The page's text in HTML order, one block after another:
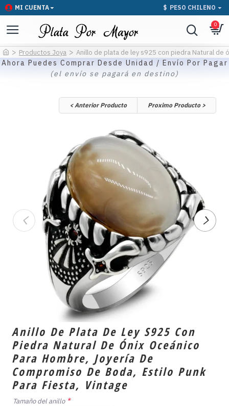
MI CUENTA $ PESO CHILENO
0
Productos Joya Anillo de plata de ley s925 con piedra Natural de
Ahora Puedes Comprar Desde Unidad / Envío Por Pagar
(el envío se pagará en destino)
< Anterior Producto Proximo Producto >
Anillo De Plata De Ley S925 Con
Piedra Natural De Ónix Oceánico
Para Hombre, Joyería De
Compromiso De Boda, Estilo Punk
Para Fiesta, Vintage
Tamaño del anillo